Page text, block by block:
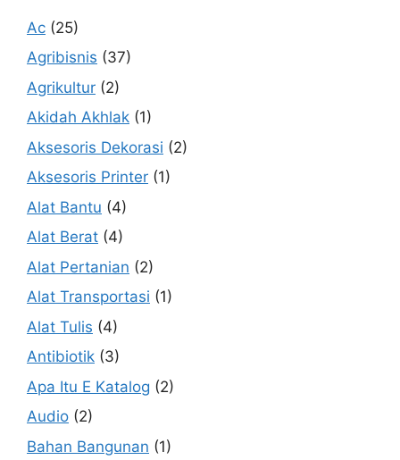
Ac (25)
Agribisnis (37)
Agrikultur (2)
Akidah Akhlak (1)
Aksesoris Dekorasi (2)
Aksesoris Printer (1)
Alat Bantu (4)
Alat Berat (4)
Alat Pertanian (2)
Alat Transportasi (1)
Alat Tulis (4)
Antibiotik (3)
Apa Itu E Katalog (2)
Audio (2)
Bahan Bangunan (1)